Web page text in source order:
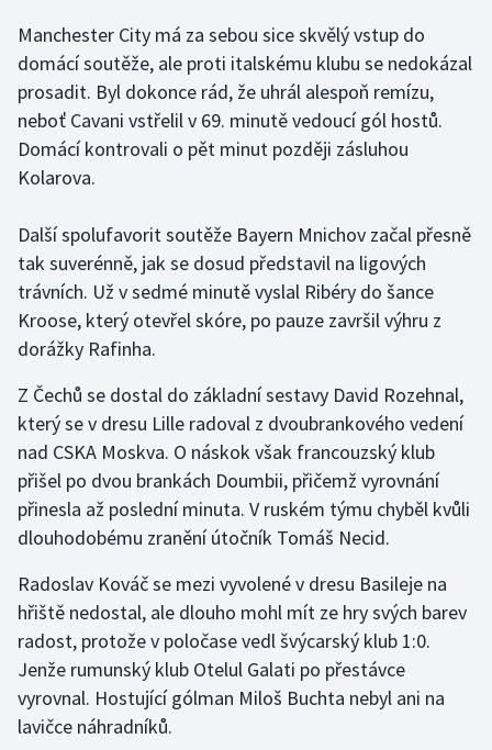
Rychlobruslení
Rychlostní kanoistika
Short track
Sportovní střelba
Stolní tenis
Triatlon
Veslování
Vodní slalom
Volejbal
Ostatní
Manchester City má za sebou sice skvělý vstup do
domácí soutěže, ale proti italskému klubu se nedokázal
prosadit. Byl dokonce rád, že uhrál alespoň remízu,
neboť Cavani vstřelil v 69. minutě vedoucí gól hostů.
Domácí kontrovali o pět minut později zásluhou
Kolarova.
Další spolufavorit soutěže Bayern Mnichov začal přesně
tak suverénně, jak se dosud představil na ligových
trávních. Už v sedmé minutě vyslal Ribéry do šance
Kroose, který otevřel skóre, po pauze završil výhru z
dorážky Rafinha.
Z Čechů se dostal do základní sestavy David Rozehnal,
který se v dresu Lille radoval z dvoubrankového vedení
nad CSKA Moskva. O náskok však francouzský klub
přišel po dvou brankách Doumbii, přičemž vyrovnání
přinesla až poslední minuta. V ruském týmu chyběl kvůli
dlouhodobému zranění útočník Tomáš Necid.
Radoslav Kováč se mezi vyvolené v dresu Basileje na
hřiště nedostal, ale dlouho mohl mít ze hry svých barev
radost, protože v poločase vedl švýcarský klub 1:0.
Jenže rumunský klub Otelul Galati po přestávce
vyrovnal. Hostující gólman Miloš Buchta nebyl ani na
lavičce náhradníků.